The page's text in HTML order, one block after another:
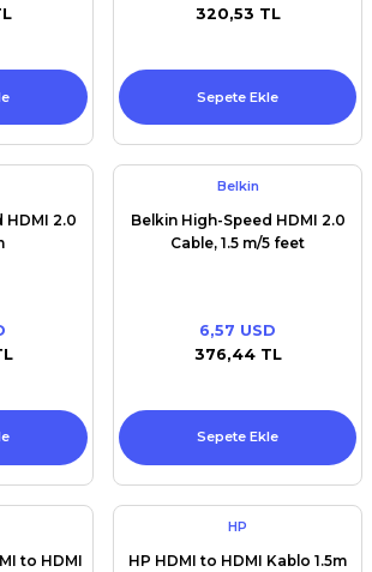
320,53 TL
Sepete Ekle
HDMI 2.0
Belkin
Belkin High-Speed HDMI 2.0
Cable, 1.5 m/5 feet
6,57 USD
376,44 TL
Sepete Ekle
to HDMI
HP
HP HDMI to HDMI Kablo 1.5m